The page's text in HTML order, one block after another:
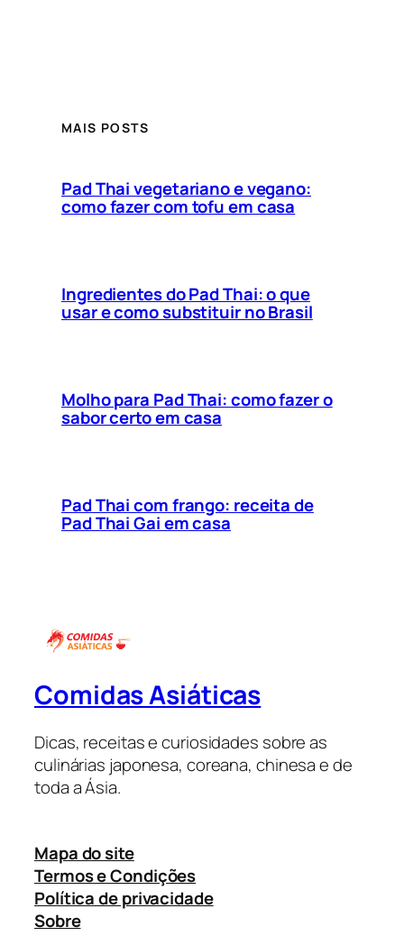
MAIS POSTS
Pad Thai vegetariano e vegano:
como fazer com tofu em casa
Ingredientes do Pad Thai: o que
usar e como substituir no Brasil
Molho para Pad Thai: como fazer o
sabor certo em casa
Pad Thai com frango: receita de
Pad Thai Gai em casa
Comidas Asiáticas
Dicas, receitas e curiosidades sobre as
culinárias japonesa, coreana, chinesa e de
toda a Ásia.
Mapa do site
Termos e Condições
Política de privacidade
Sobre